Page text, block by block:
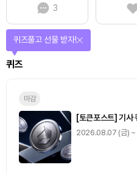
3
퀴즈
퀴즈풀고 선물 받자!
마감
[토큰포스트] 기사
2026.08.07 (금)